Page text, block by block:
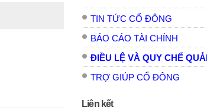
TIN TỨC CỔ ĐÔNG
BÁO CÁO TÀI CHÍNH
ĐIỀU LỆ VÀ QUY CHẾ
TRỢ GIÚP CỔ ĐÔNG
Liên kết